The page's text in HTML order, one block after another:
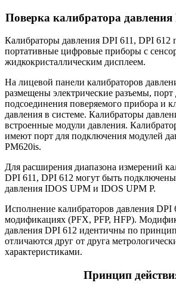
Поверка калибратора
Калибраторы давления DPI 611, DPI 612
портативные цифровые приборы с
жидкокристаллическим дисплеем.
На лицевой панели калибраторов
размещены электрические разъемы, порт
подсоединения поверяемого прибора и
давления в системе. Калибраторы
встроенные модули давления.
имеют порт для подключения модулей
PM620is.
Для расширения диапазона измерений
DPI 611, DPI 612 могут быть
давления IDOS UPM и IDOS UPM P.
Исполнение калибраторов давления DPI
модификациях (PFX, PFP, HFP).
давления DPI 612 идентичны по
отличаются друг от друга
характеристиками.
Принцип